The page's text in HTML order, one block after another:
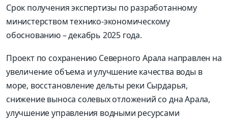
Срок получения экспертизы по разработанному
министерством технико-экономическому
обоснованию – декабрь 2025 года.
Проект по сохранению Северного Арала направлен на
увеличение объема и улучшение качества воды в
море, восстановление дельты реки Сырдарья,
снижение выноса солевых отложений со дна Арала,
улучшение управления водными ресурсами